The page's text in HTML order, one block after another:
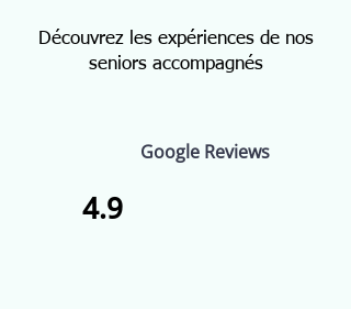
Découvrez les expériences de nos
seniors accompagnés
Google Reviews
4.9